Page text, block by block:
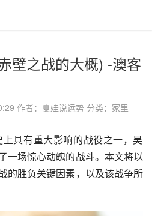
壁之战的大概) -澳客
作者：夏娃说运势 分类： 家里
一场惊心动魄的战斗。本文将以
的胜负关键因素，以及该战争所